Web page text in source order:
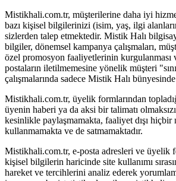
Mistikhali.com.tr, müşterilerine daha iyi
bazı kişisel bilgilerinizi (isim, yaş, ilgi
sizlerden talep etmektedir. Mistik Halı
bilgiler, dönemsel kampanya çalışmaları,
özel promosyon faaliyetlerinin kurgulanması
postaların iletilmemesine yönelik müşteri
çalışmalarında sadece Mistik Halı
Mistikhali.com.tr, üyelik formlarından
üyenin haberi ya da aksi bir talimatı
kesinlikle paylaşmamakta, faaliyet dışı hiçbir
kullanmamakta ve de satmamaktadır.
Mistikhali.com.tr, e-posta adresleri ve üyelik
kişisel bilgilerin haricinde site kullanımı
hareket ve tercihlerini analiz ederek